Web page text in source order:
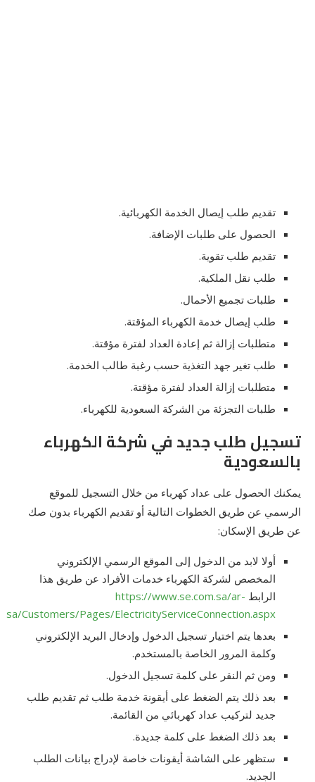
تقديم طلب إيصال الخدمة الكهربائية.
الحصول على طلبات الإضافة.
تقديم طلب تقوية.
طلب نقل الملكية.
طلبات تجميع الأحمال.
طلب إيصال خدمة الكهرباء المؤقتة.
متطلبات إزالة ثم إعادة العداد لفترة مؤقتة.
طلب تغير جهد التغذية حسب رغبة طالب الخدمة.
متطلبات إزالة العداد لفترة مؤقتة.
طلبات التجزئة من الشركة السعودية للكهرباء.
تسجيل طلب جديد في شركة الكهرباء
بالسعودية
يمكنك الحصول على عداد كهرباء من خلال التسجيل للموقع
الرسمي عن طريق الخطوات التالية أو تقديم الكهرباء بدون صك
عن طريق الإسكان:
أولا لابد من الدخول إلى الموقع الرسمي الإلكتروني
المخصص لشركة الكهرباء خدمات الأفراد عن طريق هذا
الرابط https://www.se.com.sa/ar-
sa/Customers/Pages/ElectricityServiceConnection.aspx
بعدها يتم اختيار تسجيل الدخول وإدخال البريد الإلكتروني
وكلمة المرور الخاصة بالمستخدم.
ومن ثم النقر على كلمة تسجيل الدخول.
بعد ذلك يتم الضغط على أيقونة خدمة طلب ثم تقديم طلب
جديد لتركيب عداد كهربائي من القائمة.
بعد ذلك الضغط على كلمة جديدة.
ستظهر على الشاشة أيقونات خاصة لإدراج بيانات الطلب
الجديد.